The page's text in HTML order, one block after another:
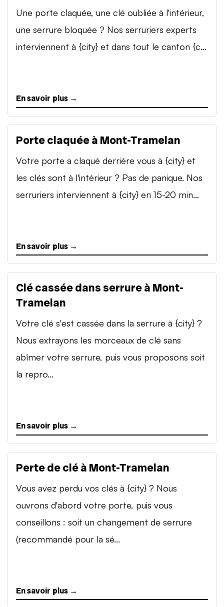
Une porte claquée, une clé oubliée à l'intérieur,
une serrure bloquée ? Nos serruriers experts
interviennent à {city} et dans tout le canton {c...
En savoir plus →
Porte claquée à Mont-Tramelan
Votre porte a claqué derrière vous à {city} et
les clés sont à l'intérieur ? Pas de panique. Nos
serruriers interviennent à {city} en 15-20 min...
En savoir plus →
Clé cassée dans serrure à Mont-
Tramelan
Votre clé s'est cassée dans la serrure à {city} ?
Nous extrayons les morceaux de clé sans
abîmer votre serrure, puis vous proposons soit
la repro...
En savoir plus →
Perte de clé à Mont-Tramelan
Vous avez perdu vos clés à {city} ? Nous
ouvrons d'abord votre porte, puis vous
conseillons : soit un changement de serrure
(recommandé pour la sé...
En savoir plus →